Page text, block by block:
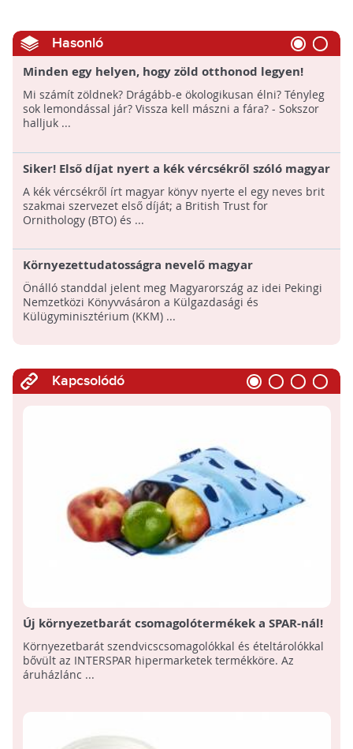
Hasonló
Minden egy helyen, hogy zöld otthonod legyen!
Mi számít zöldnek? Drágább-e ökologikusan élni? Tényleg
sok lemondással jár? Vissza kell mászni a fára? - Sokszor
halljuk ...
Siker! Első díjat nyert a kék vércsékről szóló magyar
könyv Nagy-Britanniában!
A kék vércsékről írt magyar könyv nyerte el egy neves brit
szakmai szervezet első díját; a British Trust for
Ornithology (BTO) és ...
Környezettudatosságra nevelő magyar
gyerekkönyvek mutatkoztak be Pekingben
Önálló standdal jelent meg Magyarország az idei Pekingi
Nemzetközi Könyvvásáron a Külgazdasági és
Külügyminisztérium (KKM) ...
Kapcsolódó
Új környezetbarát csomagolótermékek a SPAR-nál!
Környezetbarát szendvicscsomagolókkal és ételtárolókkal
bővült az INTERSPAR hipermarketek termékköre. Az
áruházlánc ...